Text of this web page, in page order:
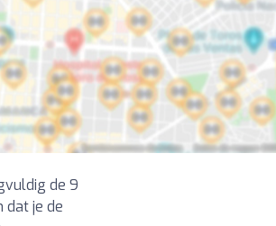
de 9
dat je de